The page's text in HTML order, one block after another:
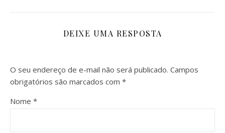
DEIXE UMA RESPOSTA
O seu endereço de e-mail não será publicado. Campos
obrigatórios são marcados com *
Nome *